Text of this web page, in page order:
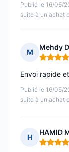
Publié le 16/05/
suite à un achat
M
Mehdy
Note : 5
Publié le 16/05/
suite à un achat
Envoi rapide
H
HAMID
Note : 5